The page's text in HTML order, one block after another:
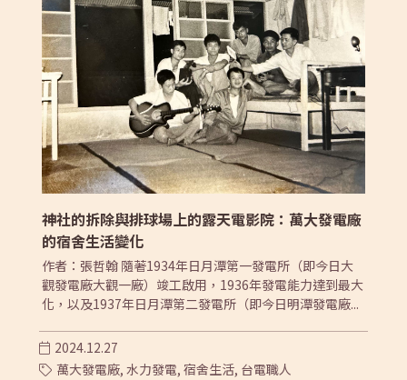
神社的拆除與排球場上的露天電影院：萬大發電廠
的宿舍生活變化
作者：張哲翰 隨著1934年日月潭第一發電所（即今日大
觀發電廠大觀一廠）竣工啟用，1936年發電能力達到最大
化，以及1937年日月潭第二發電所（即今日明潭發電廠...
2024.12.27
萬大發電廠, 水力發電, 宿舍生活, 台電職人